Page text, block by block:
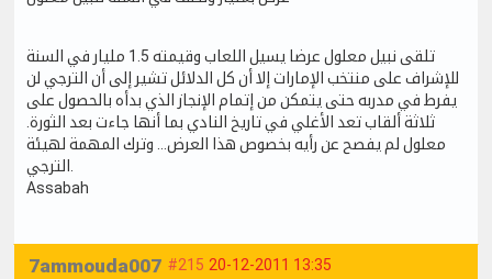
تلقى نبيل معلول عرضا يسيل اللعاب وقيمته 1.5 مليار في السنة
للإشراف على منتخب الإمارات إلا أن كل الدلائل تشير إلى أن الترجي لن
يفرط في مدربه حتى يتمكن من إتمام الإنجاز الذي بدأه بالحصول على
ثلاثة ألقاب تعد الأغلي في تاريخ النادي بما أنها جاءت بعد الثورة.
معلول لم يفصح عن رأيه بخصوص هذا العرض... وترك المهمة لهيئة
Assabah
#215 20-12-2011 13:35
7ammouda007